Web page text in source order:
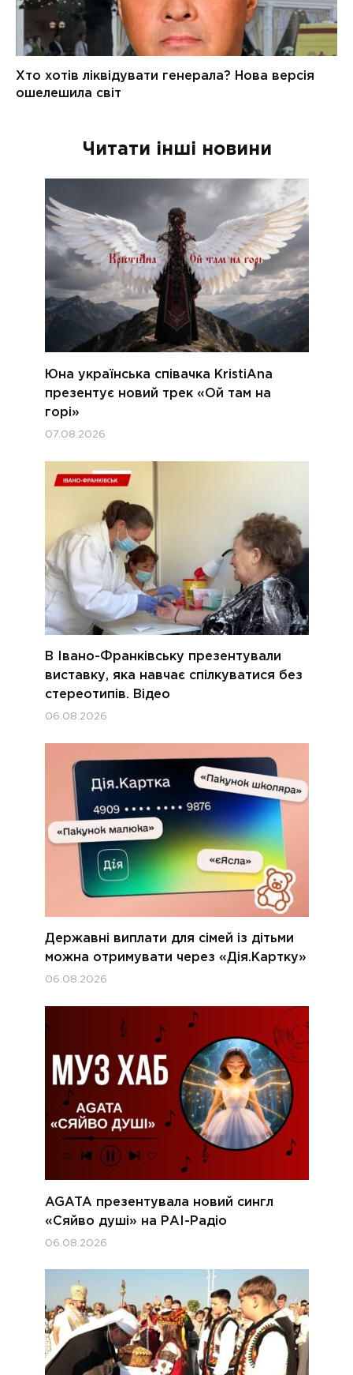
Читати інші новини
Юна українська співачка KristiAna
презентує новий трек «Ой там на
горі»
07.08.2026
В Івано-Франківську презентували
виставку, яка навчає спілкуватися без
стереотипів. Відео
06.08.2026
Державні виплати для сімей із дітьми
можна отримувати через «Дія.Картку»
06.08.2026
AGATA презентувала новий сингл
«Сяйво душі» на РАІ-Радіо
06.08.2026